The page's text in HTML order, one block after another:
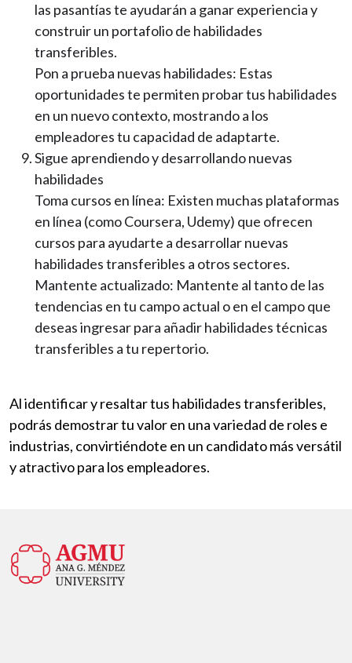
las pasantías te ayudarán a ganar experiencia y
construir un portafolio de habilidades
transferibles.
Pon a prueba nuevas habilidades: Estas
oportunidades te permiten probar tus habilidades
en un nuevo contexto, mostrando a los
empleadores tu capacidad de adaptarte.
Sigue aprendiendo y desarrollando nuevas
habilidades
Toma cursos en línea: Existen muchas plataformas
en línea (como Coursera, Udemy) que ofrecen
cursos para ayudarte a desarrollar nuevas
habilidades transferibles a otros sectores.
Mantente actualizado: Mantente al tanto de las
tendencias en tu campo actual o en el campo que
deseas ingresar para añadir habilidades técnicas
transferibles a tu repertorio.
Al identificar y resaltar tus habilidades transferibles,
podrás demostrar tu valor en una variedad de roles e
industrias, convirtiéndote en un candidato más versátil
y atractivo para los empleadores.